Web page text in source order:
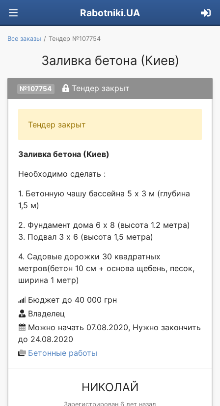
Rabotniki.UA
Все заказы Тендер №107754
Заливка бетона (Киев)
№107754 Тендер закрыт
Тендер закрыт
Заливка бетона (Киев)
Необходимо сделать :
1. Бетонную чашу бассейна 5 х 3 м (глубина
1,5 м)
2. Фундамент дома 6 х 8 (высота 1.2 метра)
3. Подвал 3 х 6 (высота 1,5 метра)
4. Садовые дорожки 30 квадратных
метров(бетон 10 см + основа щебень, песок,
ширина 1 метр)
Бюджет до 40 000 грн
Владелец
Можно начать 07.08.2020, Нужно закончить
до 24.08.2020
Бетонные работы
НИКОЛАЙ
Зарегистрирован 6 лет назад